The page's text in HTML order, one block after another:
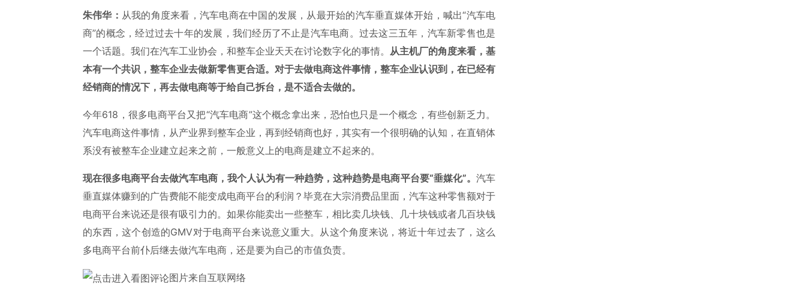
朱伟华： 从我的角度来看，汽车电商在中国的发展，从最开始的汽车垂直媒体开始，喊出“汽车电
商”的概念，经过过去十年的发展，我们经历了不止是汽车电商。过去这三五年，汽车新零售也是
一个话题。我们在汽车工业协会，和整车企业天天在讨论数字化的事情。 从主机厂的角度来看，基
本有一个共识，整车企业去做新零售更合适。对于去做电商这件事情，整车企业认识到，在已经有
经销商的情况下，再去做电商等于给自己拆台，是不适合去做的。
今年618，很多电商平台又把“汽车电商”这个概念拿出来，恐怕也只是一个概念，有些创新乏力。
汽车电商这件事情，从产业界到整车企业，再到经销商也好，其实有一个很明确的认知，在直销体
系没有被整车企业建立起来之前，一般意义上的电商是建立不起来的。
现在很多电商平台去做汽车电商，我个人认为有一种趋势，这种趋势是电商平台要“垂媒化”。 汽车
垂直媒体赚到的广告费能不能变成电商平台的利润？毕竟在大宗消费品里面，汽车这种零售额对于
电商平台来说还是很有吸引力的。如果你能卖出一些整车，相比卖几块钱、几十块钱或者几百块钱
的东西，这个创造的GMV对于电商平台来说意义重大。从这个角度来说，将近十年过去了，这么
多电商平台前仆后继去做汽车电商，还是要为自己的市值负责。
图片来自互联网络